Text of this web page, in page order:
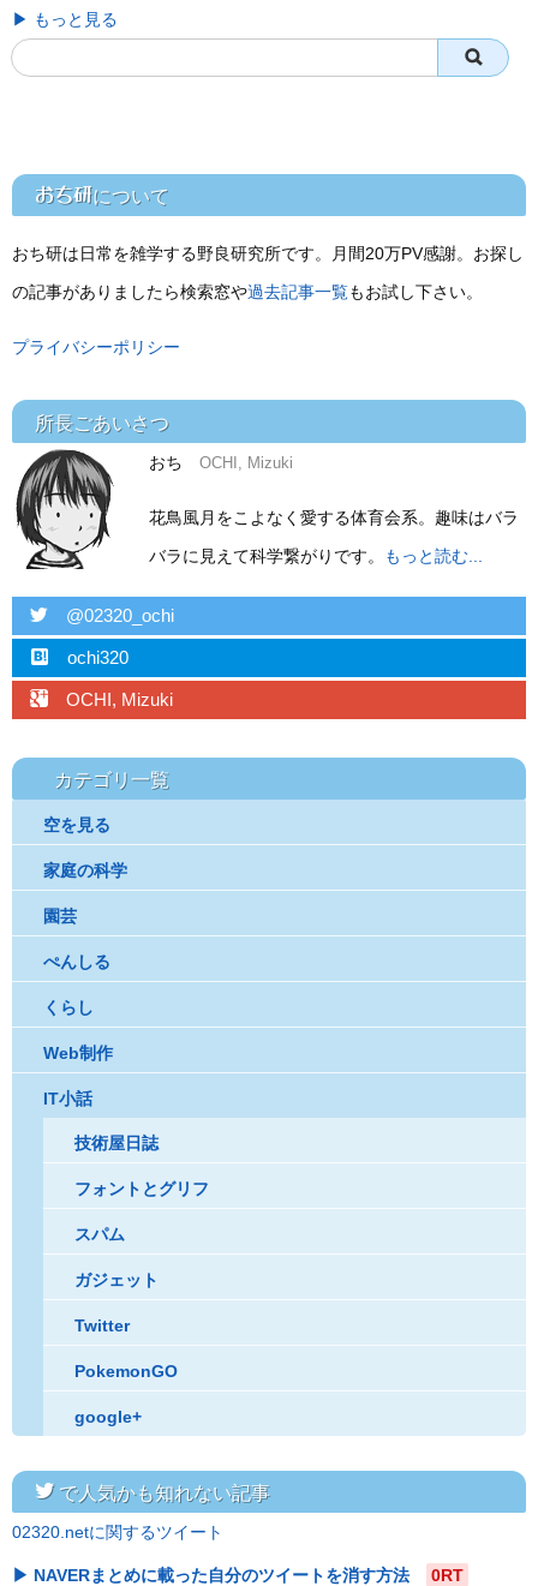
▶ もっと見る
おち研について
おち研は日常を雑学する野良研究所です。月間20万PV感謝。お探し
の記事がありましたら検索窓や過去記事一覧もお試し下さい。
プライバシーポリシー
所長ごあいさつ
おち OCHI, Mizuki
花鳥風月をこよなく愛する体育会系。趣味はバラ
バラに見えて科学繋がりです。
もっと読む...
twitter @02320_ochi
hatebu ochi320
googleplus OCHI, Mizuki
カテゴリ一覧
空を見る
家庭の科学
園芸
ぺんしる
くらし
Web制作
IT小話
技術屋日誌
フォントとグリフ
スパム
ガジェット
Twitter
PokemonGO
google+
twitterで人気かも知れない記事
02320.netに関するツイート
NAVERまとめに載った自分のツイートを消す方法 0RT